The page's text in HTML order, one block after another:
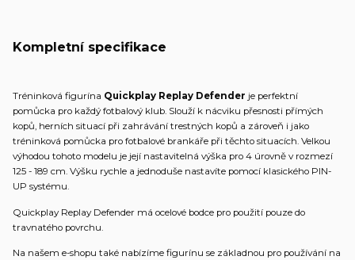
Kompletní specifikace
Tréninková figurína Quickplay Replay Defender je perfektní
pomůcka pro každý fotbalový klub. Slouží k nácviku přesnosti přímých
kopů, herních situací při zahrávání trestných kopů a zároveň i jako
tréninková pomůcka pro fotbalové brankáře při těchto situacích. Velkou
výhodou tohoto modelu je její nastavitelná výška pro 4 úrovně v rozmezí
125 - 189 cm. Výšku rychle a jednoduše nastavíte pomocí klasického PIN-
UP systému.
Quickplay Replay Defender má ocelové bodce pro použití pouze do
travnatého povrchu.
Na našem e-shopu také nabízíme figurínu se základnou pro používání na